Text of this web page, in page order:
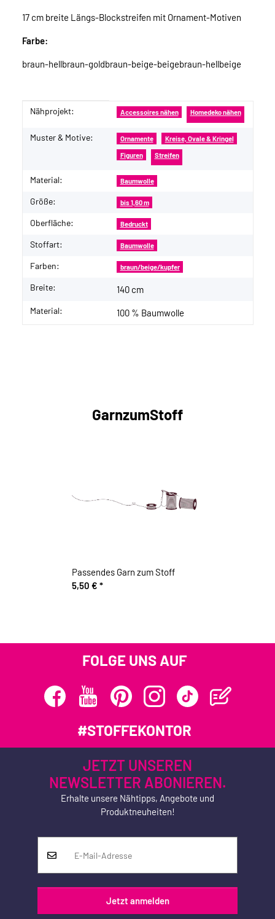
17 cm breite Längs-Blockstreifen mit Ornament-Motiven
Farbe:
braun-hellbraun-goldbraun-beige-beigebraun-hellbeige
Produkteigenschaft
Wert
Nähprojekt: Accessoires nähen Homedeko nähen
Muster & Motive: Ornamente Kreise, Ovale & Kringel
Figuren Streifen
Material: Baumwolle
Größe: bis 1,60 m
Oberfläche: Bedruckt
Stoffart: Baumwolle
Farben: braun/beige/kupfer
Breite: 140 cm
Material: 100 % Baumwolle
GarnzumStoff
Passendes Garn zum Stoff
5,50 € *
FOLGE UNS AUF
#STOFFEKONTOR
JETZT UNSEREN
NEWSLETTER ABONIEREN.
Erhalte unsere Nähtipps, Angebote und
Produktneuheiten!
Jetzt anmelden